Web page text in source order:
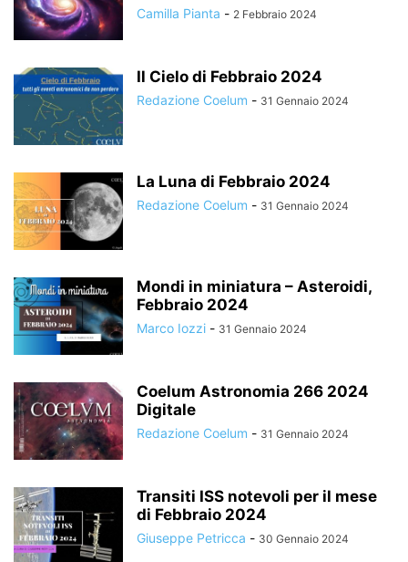
Camilla Pianta - 2 Febbraio 2024
Il Cielo di Febbraio 2024
Redazione Coelum - 31 Gennaio 2024
La Luna di Febbraio 2024
Redazione Coelum - 31 Gennaio 2024
Mondi in miniatura – Asteroidi,
Febbraio 2024
Marco Iozzi - 31 Gennaio 2024
Coelum Astronomia 266 2024
Digitale
Redazione Coelum - 31 Gennaio 2024
Transiti ISS notevoli per il mese
di Febbraio 2024
Giuseppe Petricca - 30 Gennaio 2024